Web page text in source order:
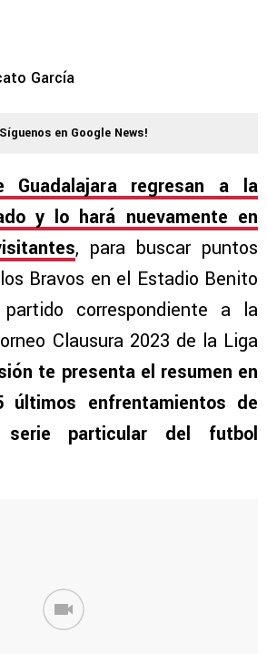
García
en Google News!
Guadalajara regresan a la
y lo hará nuevamente en
, para buscar puntos
Bravos en el Estadio Benito
correspondiente a la
Clausura 2023 de la Liga
te presenta el resumen en
enfrentamientos de
particular del futbol